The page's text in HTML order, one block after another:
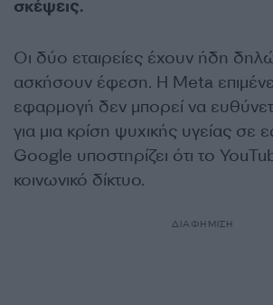
σκέψεις.
Οι δύο εταιρείες έχουν ήδη
ασκήσουν έφεση. Η Meta
εφαρμογή δεν μπορεί να
για μια κρίση ψυχικής υγείας
Google υποστηρίζει ότι το
κοινωνικό δίκτυο.
ΔΙΑΦΗΜΙΣΗ